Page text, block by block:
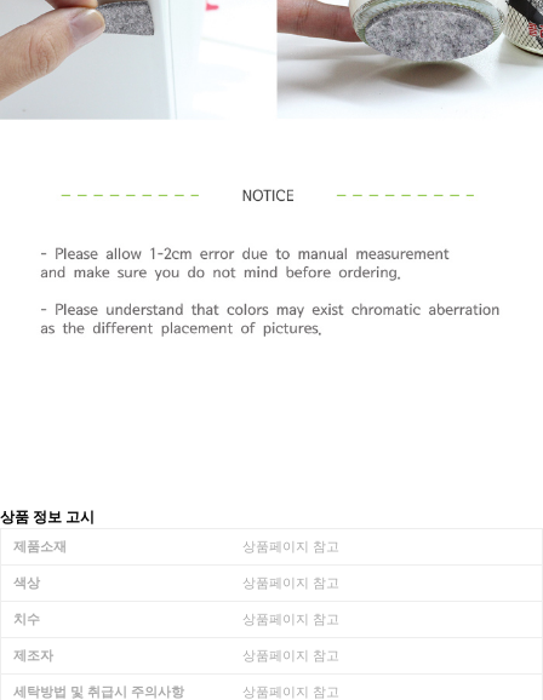
상품 정보 고시
제품소재 상품페이지 참고
색상 상품페이지 참고
치수 상품페이지 참고
제조자 상품페이지 참고
세탁방법 및 취급시 주의사항 상품페이지 참고